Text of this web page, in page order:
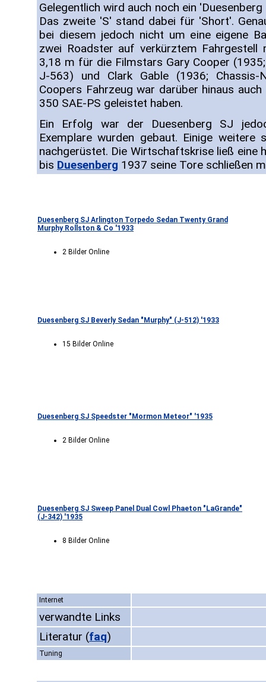
Gelegentlich wird auch noch ein
Das zweite 'S' stand dabei für 'Short'.
bei diesem jedoch nicht um eine eigene
zwei Roadster auf verkürztem Fahrgestell
3,18 m für die Filmstars Gary Cooper
J-563) und Clark Gable (1936;
Coopers Fahrzeug war darüber hinaus
350 SAE-PS geleistet haben.
Ein Erfolg war der Duesenberg SJ
Exemplare wurden gebaut. Einige
nachgerüstet. Die Wirtschaftskrise ließ eine
bis Duesenberg 1937 seine Tore schließen
Duesenberg SJ Arlington Torpedo Sedan Twenty Grand
Murphy Rollston & Co '1933
2 Bilder Online
Duesenberg SJ Beverly Sedan "Murphy" (J-512) '1933
15 Bilder Online
Duesenberg SJ Speedster "Mormon Meteor" '1935
2 Bilder Online
Duesenberg SJ Sweep Panel Dual Cowl Phaeton "LaGrande"
(J-342) '1935
8 Bilder Online
Internet
verwandte Links
Literatur (faq)
Tuning